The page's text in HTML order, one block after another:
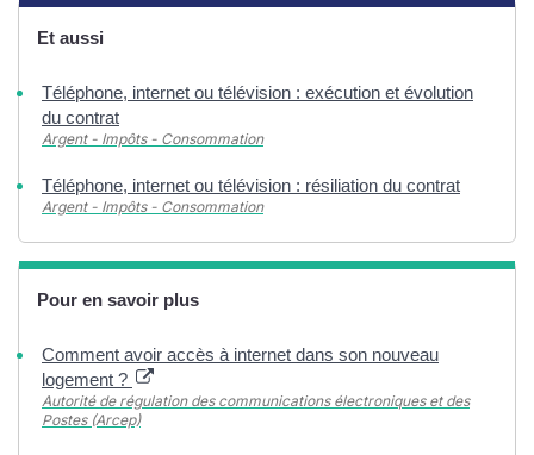
Et aussi
Téléphone, internet ou télévision : exécution et évolution
du contrat
Argent - Impôts - Consommation
Téléphone, internet ou télévision : résiliation du contrat
Argent - Impôts - Consommation
Pour en savoir plus
Comment avoir accès à internet dans son nouveau
logement ?
Autorité de régulation des communications électroniques et des
Postes (Arcep)